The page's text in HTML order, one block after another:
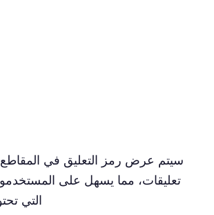
سيتم عرض رمز التعليق في
تعليقات، مما يسهل على
التي